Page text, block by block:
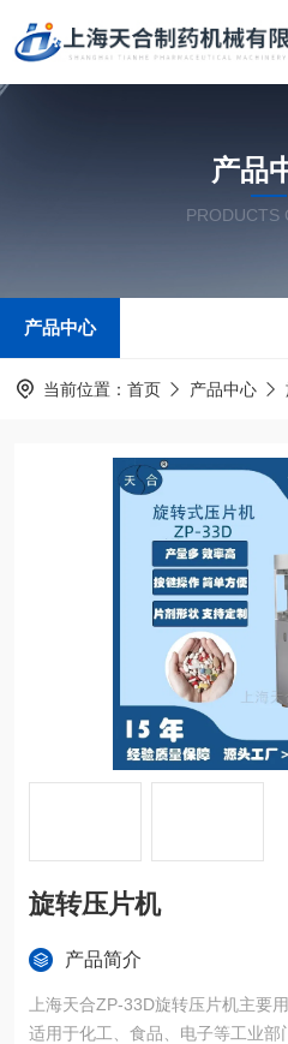
产品
PRODUCTS
产品中心
当前位置： 首页 产品中心
旋转压片机
产品简介
上海天合ZP-33D旋转压片机主要
适用于化工、食品、电子等工业部